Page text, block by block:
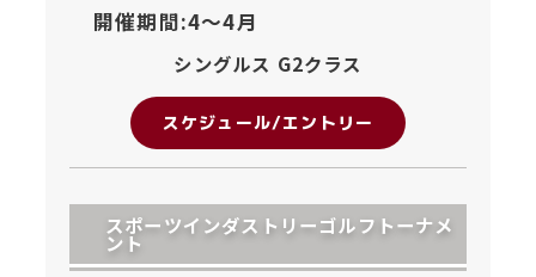
開催期間:4〜4月
シングルス G2クラス
スケジュール/エントリー
スポーツインダストリーゴルフトーナメ
ント